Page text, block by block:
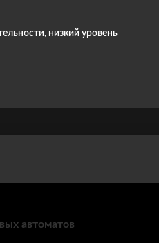
низкий уровень
автоматов